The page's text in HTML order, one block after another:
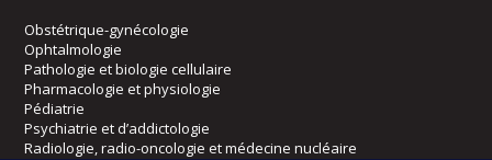
Obstétrique-gynécologie
Ophtalmologie
Pathologie et biologie cellulaire
Pharmacologie et physiologie
Pédiatrie
Psychiatrie et d’addictologie
Radiologie, radio-oncologie et médecine nucléaire